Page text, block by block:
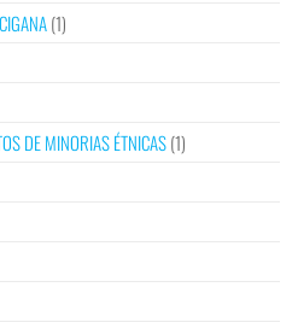
(1)
DE MINORIAS ÉTNICAS(1)